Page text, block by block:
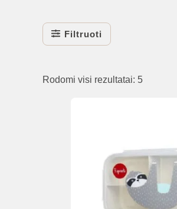
Filtruoti
Rodomi visi rezultatai: 5